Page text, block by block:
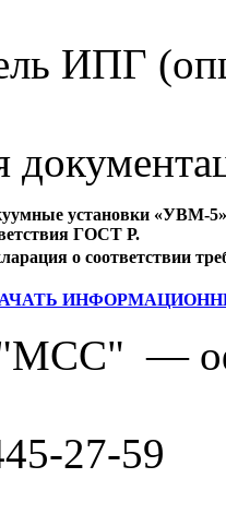
ИПГ
установки «УВМ-5»
ГОСТ Р.
о соответствии
ИНФОРМАЦИОННЫЙ
—
27-59